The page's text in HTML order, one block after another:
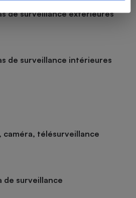
de surveillance extérieures
de surveillance intérieures
caméra, télésurveillance
de surveillance